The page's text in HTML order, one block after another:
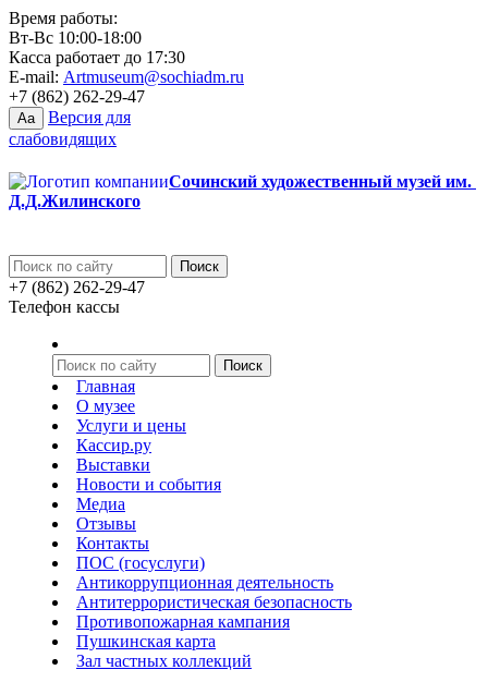
Время работы:
Вт-Вс 10:00-18:00
Касса работает до 17:30
E-mail: Artmuseum@sochiadm.ru
+7 (862) 262-29-47
Aa
Версия для
слабовидящих
Сочинский художественный музей им.
Д.Д.Жилинского
+7 (862) 262-29-47
Телефон кассы
Главная
О музее
Услуги и цены
Кассир.ру
Выставки
Новости и события
Медиа
Отзывы
Контакты
ПОС (госуслуги)
Антикоррупционная деятельность
Антитеррористическая безопасность
Противопожарная кампания
Пушкинская карта
Зал частных коллекций